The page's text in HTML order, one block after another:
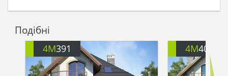
Подібні
4M391 4M401